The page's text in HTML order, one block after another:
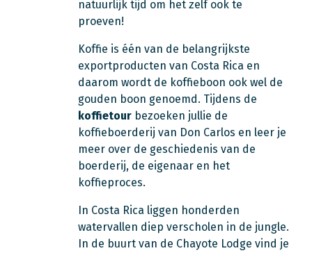
natuurlijk tijd om het zelf ook te
proeven!
Koffie is één van de belangrijkste
exportproducten van Costa Rica en
daarom wordt de koffieboon ook wel de
gouden boon genoemd. Tijdens de
koffietour bezoeken jullie de
koffieboerderij van Don Carlos en leer je
meer over de geschiedenis van de
boerderij, de eigenaar en het
koffieproces.
In Costa Rica liggen honderden
watervallen diep verscholen in de jungle.
In de buurt van de Chayote Lodge vind je